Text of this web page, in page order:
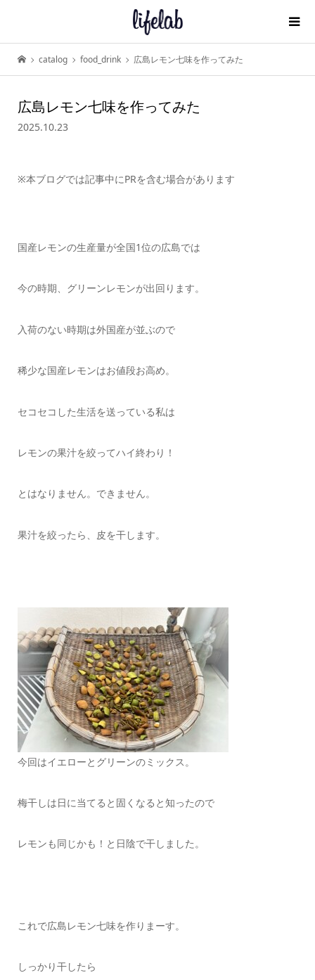
catalog food_drink 広島レモン七味を作ってみた
広島レモン七味を作ってみた
2025.10.23
※本ブログでは記事中にPRを含む場合があります
国産レモンの生産量が全国1位の広島では
今の時期、グリーンレモンが出回ります。
入荷のない時期は外国産が並ぶので
稀少な国産レモンはお値段お高め。
セコセコした生活を送っている私は
レモンの果汁を絞ってハイ終わり！
とはなりません。できません。
果汁を絞ったら、皮を干します。
今回はイエローとグリーンのミックス。
梅干しは日に当てると固くなると知ったので
レモンも同じかも！と日陰で干しました。
これで広島レモン七味を作りまーす。
しっかり干したら